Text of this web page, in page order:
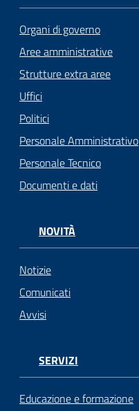
Organi di governo
Aree amministrative
Strutture extra aree
Uffici
Politici
Personale Amministrativo
Personale Tecnico
Documenti e dati
NOVITÀ
Notizie
Comunicati
Avvisi
SERVIZI
Educazione e formazione